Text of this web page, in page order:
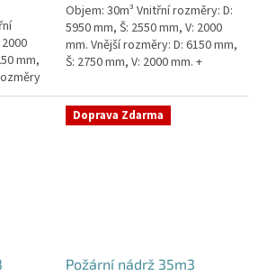
mm,
-
hvězdiček.
Objem: 30m³ Vnitřní rozměry: D:
5950 mm, Š: 2550 mm, V: 2000
mm. Vnější rozměry: D: 6150 mm,
Š: 2750 mm, V: 2000 mm. +
týdny od objednávky....
Doprava Zdarma
Požární nádrž 35m3